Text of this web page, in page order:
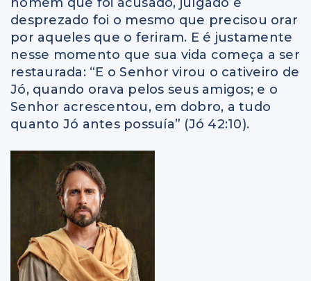
desprezado foi o mesmo que precisou orar
por aqueles que o feriram. E é justamente
nesse momento que sua vida começa a ser
restaurada: “E o Senhor virou o cativeiro de
Jó, quando orava pelos seus amigos; e o
Senhor acrescentou, em dobro, a tudo
quanto Jó antes possuía” (Jó 42:10).